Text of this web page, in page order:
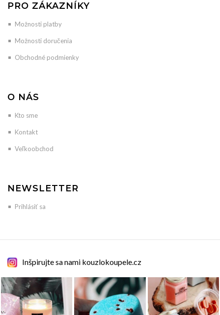
PRO ZÁKAZNÍKY
Možnosti platby
Možnosti doručenia
Obchodné podmienky
O NÁS
Kto sme
Kontakt
Veľkoobchod
NEWSLETTER
Prihlásiť sa
Inšpirujte sa nami kouzlokoupele.cz